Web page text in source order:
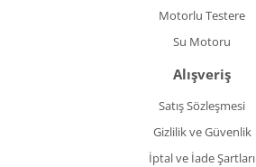
Motorlu Testere
Su Motoru
Alışveriş
Satış Sözleşmesi
Gizlilik ve Güvenlik
İptal ve İade Şartları